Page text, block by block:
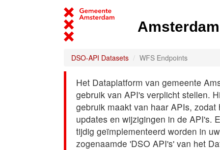
DSO-API Datasets WFS Endpoints
Het Dataplatform van gemeente
gebruik van API's verplicht stellen.
gebruik maakt van haar APIs,
updates en wijzigingen in de API's.
tijdig geïmplementeerd worden in
zogenaamde 'DSO API's' van het